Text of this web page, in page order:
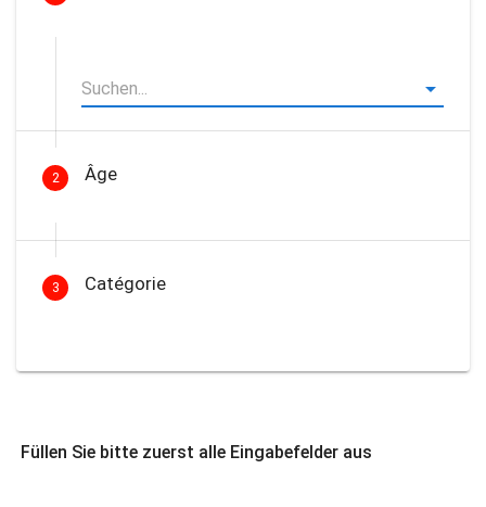
2 Âge
3 Catégorie
Füllen Sie bitte zuerst alle Eingabefelder aus